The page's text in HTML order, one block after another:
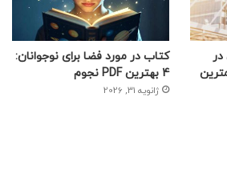
و 12 کمترین
کتاب در مورد فضا برای نوجوانان:
4 بهترین PDF نجوم
ژانویه 31, 2026